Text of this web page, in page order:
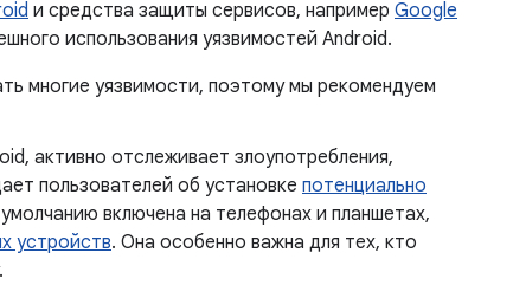
и средства защиты сервисов, например Google
использования уязвимостей Android.
многие уязвимости, поэтому мы рекомендуем
активно отслеживает злоупотребления,
пользователей об установке потенциально
включена на телефонах и планшетах,
устройств. Она особенно важна для тех, кто